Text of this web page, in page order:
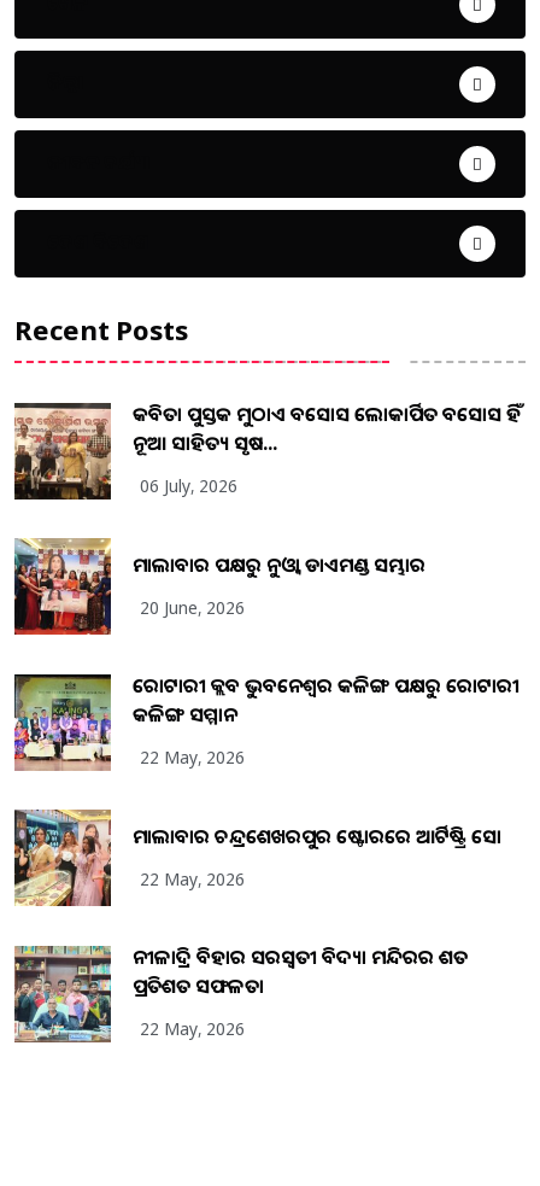
Recent Posts
କବିତା ପୁସ୍ତକ ମୁଠାଏ ଅବସୋସ ଲୋକାର୍ପିତ ଅବସୋସ ହିଁ
ନୂଆ ସାହିତ୍ୟ ସୃଷ...
06 July, 2026
ମାଲାବାର ପକ୍ଷରୁ ନୁଓ୍ବା ଡାଏମଣ୍ଡ ସମ୍ଭାର
20 June, 2026
ରୋଟାରୀ କ୍ଲବ ଭୁବନେଶ୍ୱର କଳିଙ୍ଗ ପକ୍ଷରୁ ରୋଟାରୀ
କଳିଙ୍ଗ ସମ୍ମାନ
22 May, 2026
ମାଲାବାର ଚନ୍ଦ୍ରଶେଖରପୁର ଷ୍ଟୋରରେ ଆର୍ଟିଷ୍ଟ୍ରି ସୋ
22 May, 2026
ନୀଳାଦ୍ରି ବିହାର ସରସ୍ୱତୀ ବିଦ୍ୟା ମନ୍ଦିରର ଶତ
ପ୍ରତିଶତ ସଫଳତା
22 May, 2026